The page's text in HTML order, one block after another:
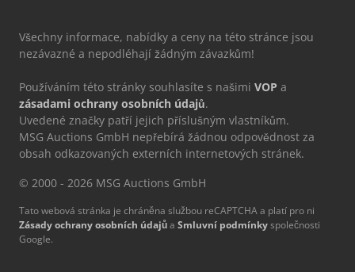
Všechny informace, nabídky a ceny na této stránce jsou
nezávazné a nepodléhají žádným závazkům!
Používáním této stránky souhlasíte s našimi VOP a
zásadami ochrany osobních údajů.
Uvedené značky patří jejich příslušným vlastníkům.
MSG Auctions GmbH nepřebírá žádnou odpovědnost za
obsah odkazovaných externích internetových stránek.
© 2000 - 2026 MSG Auctions GmbH
Tato webová stránka je chráněna službou reCAPTCHA a platí pro ni
Zásady ochrany osobních údajůa Smluvní podmínkyspolečnosti
Google.